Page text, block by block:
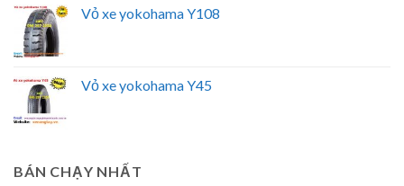
Vỏ xe yokohama Y108
Vỏ xe yokohama Y45
BÁN CHẠY NHẤT